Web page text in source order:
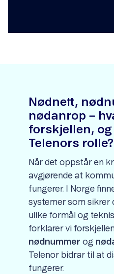
Nødnett,
nødanrop –
forskjellen, og
Telenors rolle?
Når det oppstår en
avgjørende at
fungerer. I Norge
systemer som sikrer
ulike formål og
forklarer vi
nødnummer og
Telenor bidrar til at
fungerer.